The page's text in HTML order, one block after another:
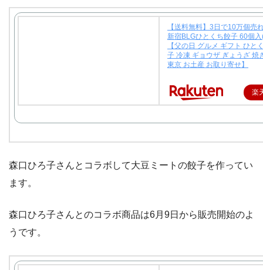
【送料無料】3日で10万個売
新宿BLGひとくち餃子 60個
【父の日 グルメ ギフト ひと
子 冷凍 ギョウザ ぎょうざ 焼
東京 お土産 お取り寄せ】
楽
森口ひろ子さんとコラボして大豆ミートの餃子を作ってい
ます。
森口ひろ子さんとのコラボ商品は6月9日から販売開始のよ
うです。